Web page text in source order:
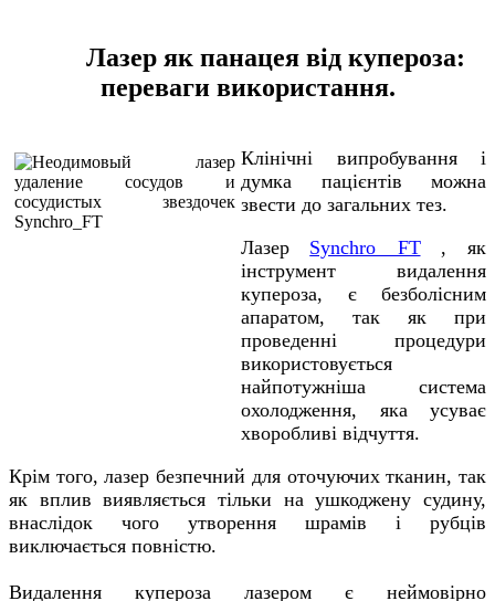
Лазер як панацея від купероза:
переваги використання.
Клінічні випробування і
думка пацієнтів можна
звести до загальних тез.
Лазер
Synchro FT
, як
інструмент видалення
купероза, є безболісним
апаратом, так як при
проведенні процедури
використовується
найпотужніша система
охолодження, яка усуває
хворобливі відчуття.
Крім того, лазер безпечний для оточуючих тканин, так
як вплив виявляється тільки на ушкоджену судину,
внаслідок чого утворення шрамів і рубців
виключається повністю.
Видалення купероза лазером є неймовірно